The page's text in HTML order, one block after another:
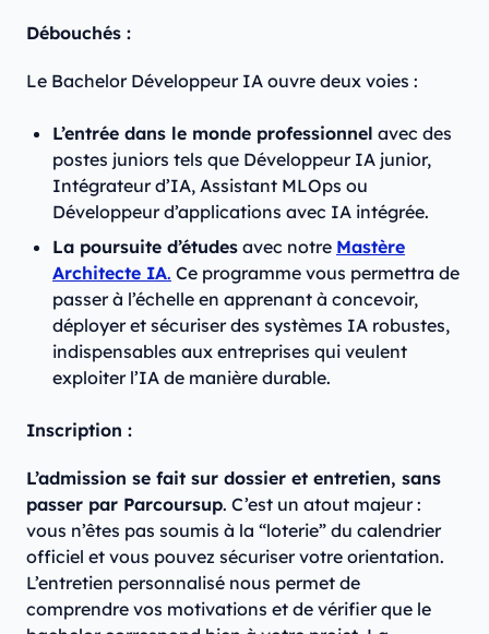
Débouchés :
Le Bachelor Développeur IA ouvre deux voies :
L’entrée dans le monde professionnel avec des
postes juniors tels que Développeur IA junior,
Intégrateur d’IA, Assistant MLOps ou
Développeur d’applications avec IA intégrée.
La poursuite d’études avec notre Mastère
Architecte IA. Ce programme vous permettra de
passer à l’échelle en apprenant à concevoir,
déployer et sécuriser des systèmes IA robustes,
indispensables aux entreprises qui veulent
exploiter l’IA de manière durable.
Inscription :
L’admission se fait sur dossier et entretien, sans
passer par Parcoursup. C’est un atout majeur :
vous n’êtes pas soumis à la “loterie” du calendrier
officiel et vous pouvez sécuriser votre orientation.
L’entretien personnalisé nous permet de
comprendre vos motivations et de vérifier que le